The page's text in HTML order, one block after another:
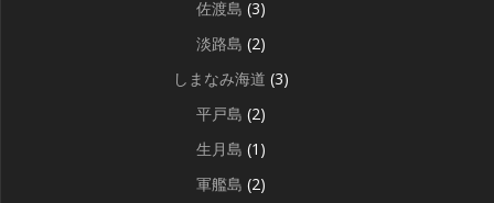
佐渡島 (3)
淡路島 (2)
しまなみ海道 (3)
平戸島 (2)
生月島 (1)
軍艦島 (2)